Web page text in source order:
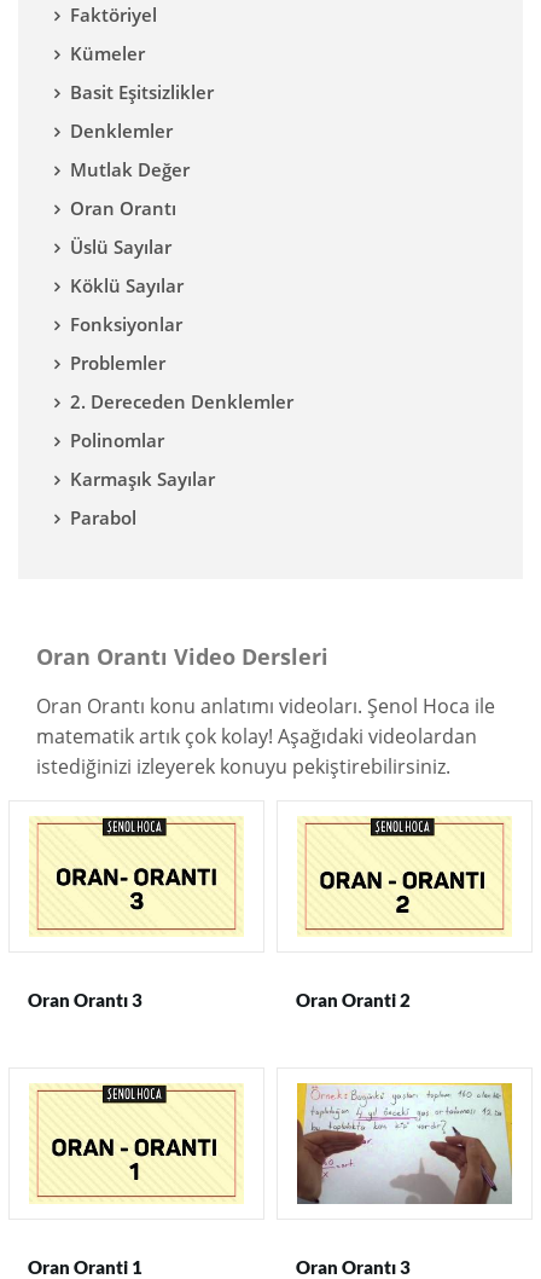
Faktöriyel
Kümeler
Basit Eşitsizlikler
Denklemler
Mutlak Değer
Oran Orantı
Üslü Sayılar
Köklü Sayılar
Fonksiyonlar
Problemler
2. Dereceden Denklemler
Polinomlar
Karmaşık Sayılar
Parabol
Oran Orantı Video Dersleri
Oran Orantı konu anlatımı videoları. Şenol Hoca ile
matematik artık çok kolay! Aşağıdaki videolardan
istediğinizi izleyerek konuyu pekiştirebilirsiniz.
Oran Orantı 3 Oran Oranti 2
Oran Oranti 1 Oran Orantı 3